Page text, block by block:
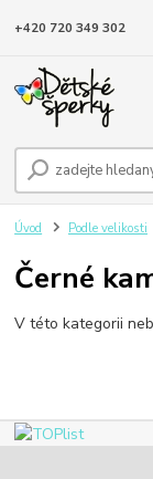
+420 720 349 302
Úvod Podle velikosti
Černé
V této kategorii